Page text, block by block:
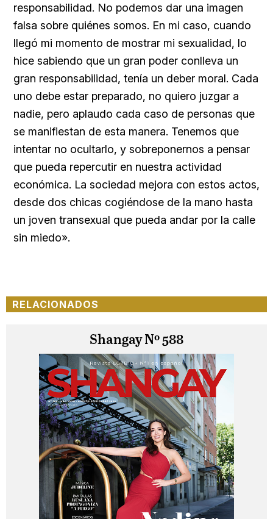
responsabilidad. No podemos dar una imagen
falsa sobre quiénes somos. En mi caso, cuando
llegó mi momento de mostrar mi sexualidad, lo
hice sabiendo que un gran poder conlleva un
gran responsabilidad, tenía un deber moral. Cada
uno debe estar preparado, no quiero juzgar a
nadie, pero aplaudo cada caso de personas que
se manifiestan de esta manera. Tenemos que
intentar no ocultarlo, y sobreponernos a pensar
que pueda repercutir en nuestra actividad
económica. La sociedad mejora con estos actos,
desde dos chicas cogiéndose de la mano hasta
un joven transexual que pueda andar por la calle
sin miedo».
RELACIONADOS
Shangay Nº 588